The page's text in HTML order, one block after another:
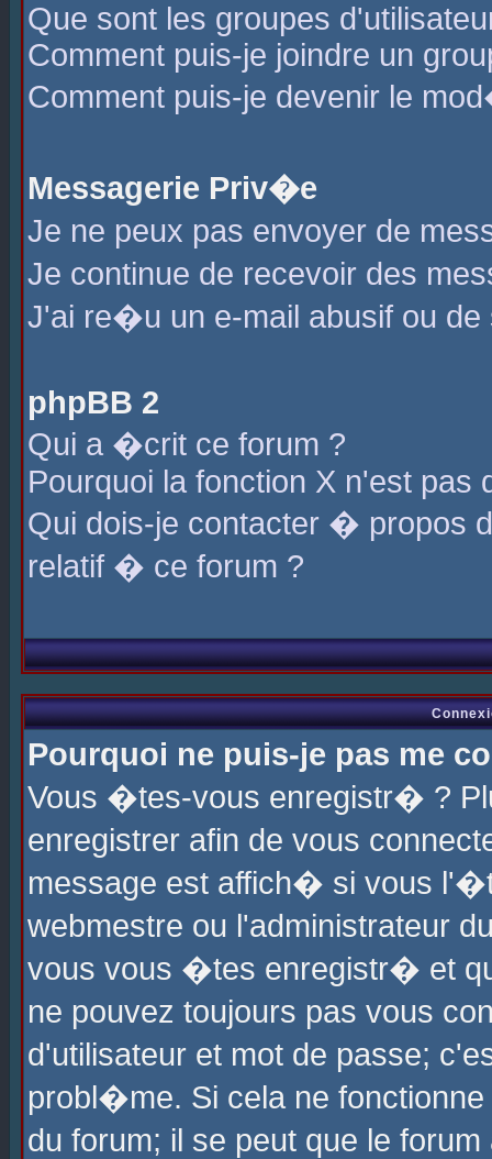
Que sont les groupes
Comment puis-je joindre un
Comment puis-je devenir le
Messagerie Priv�e
Je ne peux pas envoyer de
Je continue de recevoir des
J'ai re�u un e-mail abusif ou de
phpBB 2
Qui a �crit ce forum ?
Pourquoi la fonction X n'est pas
Qui dois-je contacter � propos
relatif � ce forum ?
Pourquoi ne puis-je pas me
Vous �tes-vous enregistr� ?
enregistrer afin de vous
message est affich� si vous
webmestre ou l'administrateur
vous vous �tes enregistr� et
ne pouvez toujours pas vous
d'utilisateur et mot de passe;
probl�me. Si cela ne
du forum; il se peut que le